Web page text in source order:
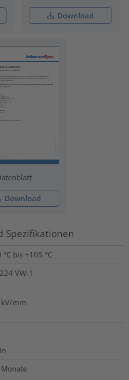
Download
Download
Spezifikationen
°C bis +105 °C
VW-1
kV/mm